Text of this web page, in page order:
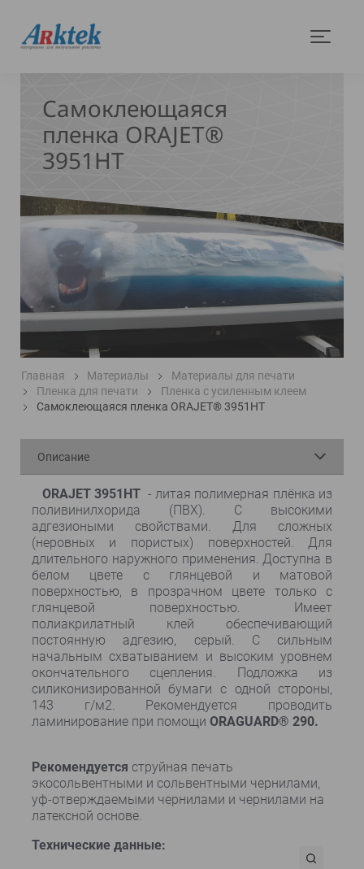
На
главную
Меню
Самоклеющаяся
пленка ORAJET®
3951HT
Главная Материалы
Материалы для печати
Пленка для печати
Пленка с усиленным клеем
Самоклеющаяся пленка ORAJET® 3951HT
Описание
ORAJET 3951HT - литая полимерная плёнка из
поливинилхорида (ПВХ). С высокими
адгезиоными свойствами. Для сложных
(неровных и пористых) поверхностей. Для
длительного наружного применения. Доступна в
белом цвете с глянцевой и матовой
поверхностью, в прозрачном цвете только с
глянцевой поверхностью. Имеет
полиакрилатный клей обеспечивающий
постоянную адгезию, серый. С сильным
начальным схватыванием и высоким уровнем
окончательного сцепления. Подложка из
силиконизированной бумаги с одной стороны,
143 г/м2. Рекомендуется проводить
ламинирование при помощи ORAGUARD® 290.
Рекомендуется струйная печать
экосольвентными и сольвентными чернилами,
уф-отверждаемыми чернилами и чернилами на
латексной основе.
Технические данные: